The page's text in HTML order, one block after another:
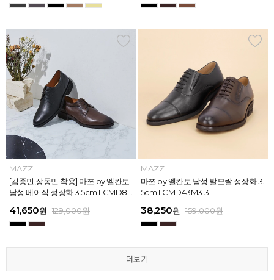
MAZZ
마쯔 by 엘칸토 남성 스트라이프 웨빙
포인트 스니커즈 3cm LCMS68M31
67,150원 179,000원
MAZZ
마쯔 by 엘칸토 남성 플레인 볼륨 컵
솔 스니커즈 3cm LCMS62M613
62,900원 179,000원
더보기
MAZZ
[김종민,장동민 착용] 마쯔 by 엘칸토
남성 베이직 정장화 3.5cm LCMD80
41,650원 129,000원
MAZZ
마쯔 by 엘칸토 남성 발모랄 정장화 3.
5cm LCMD43M313
38,250원 159,000원
더보기
MAZZ
마쯔 by 엘칸토 남성 오버랩 로퍼 2c
m LCMC92I126
38,250원 129,000원
MAZZ
마쯔 by 엘칸토 남성 스트랩 로퍼 2c
m LCMC91M313
39,200원 159,000원
더보기
MAZZ
마쯔 by 엘칸토 남성 포인트 컴포트화
4cm LCMD11M111
41,650원 129,000원
MAZZ
마쯔 by 엘칸토 남성 캐주얼 컴포트화
4cm LCMD13M111
41,650원 129,000원
더보기
MAZZ
마쯔 by 엘칸토 남성 스트라이프 웨빙
포인트 스니커즈 3cm LCMS68M31
67,150원 179,000원
MAZZ
마쯔 by 엘칸토 남성 플레인 볼륨 컵
솔 스니커즈 3cm LCMS62M613
62,900원 179,000원
더보기
MAZZ
[김종민,장동민 착용] 마쯔 by 엘칸토
남성 베이직 정장화 3.5cm LCMD80
41,650원 129,000원
MAZZ
마쯔 by 엘칸토 남성 발모랄 정장화 3.
5cm LCMD43M313
38,250원 159,000원
더보기